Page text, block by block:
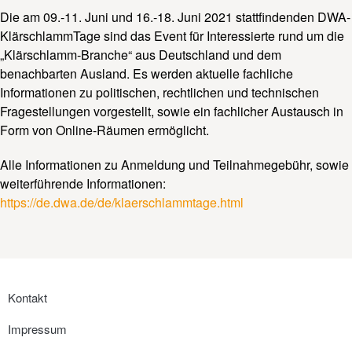
Die am 09.-11. Juni und 16.-18. Juni 2021 stattfindenden DWA-
KlärschlammTage sind das Event für Interessierte rund um die
„Klärschlamm-Branche“ aus Deutschland und dem
benachbarten Ausland. Es werden aktuelle fachliche
Informationen zu politischen, rechtlichen und technischen
Fragestellungen vorgestellt, sowie ein fachlicher Austausch in
Form von Online-Räumen ermöglicht.
Alle Informationen zu Anmeldung und Teilnahmegebühr, sowie
weiterführende Informationen:
https://de.dwa.de/de/klaerschlammtage.html
Kontakt
Impressum